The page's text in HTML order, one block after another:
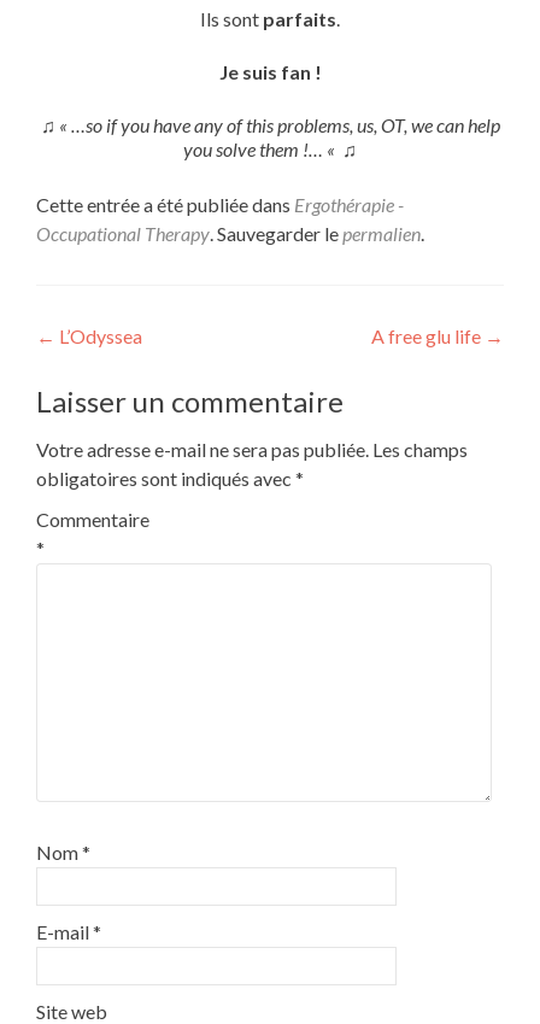
Ils sont parfaits.
Je suis fan !
♫ « …so if you have any of this problems, us, OT, we can help
you solve them !… « ♫
Cette entrée a été publiée dans Ergothérapie -
Occupational Therapy. Sauvegarder lepermalien.
Navigation
de
l’article
← L’Odyssea A free glu life →
Laisser un commentaire
Votre adresse e-mail ne sera pas publiée. Les champs
obligatoires sont indiqués avec *
Commentaire
*
Nom*
E-mail*
Site web